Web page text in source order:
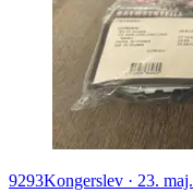
9293Kongerslev · 23. maj.